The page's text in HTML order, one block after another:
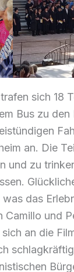
sich 18
Bus zu den
an. Die
und zu
das
Camillo und
an die